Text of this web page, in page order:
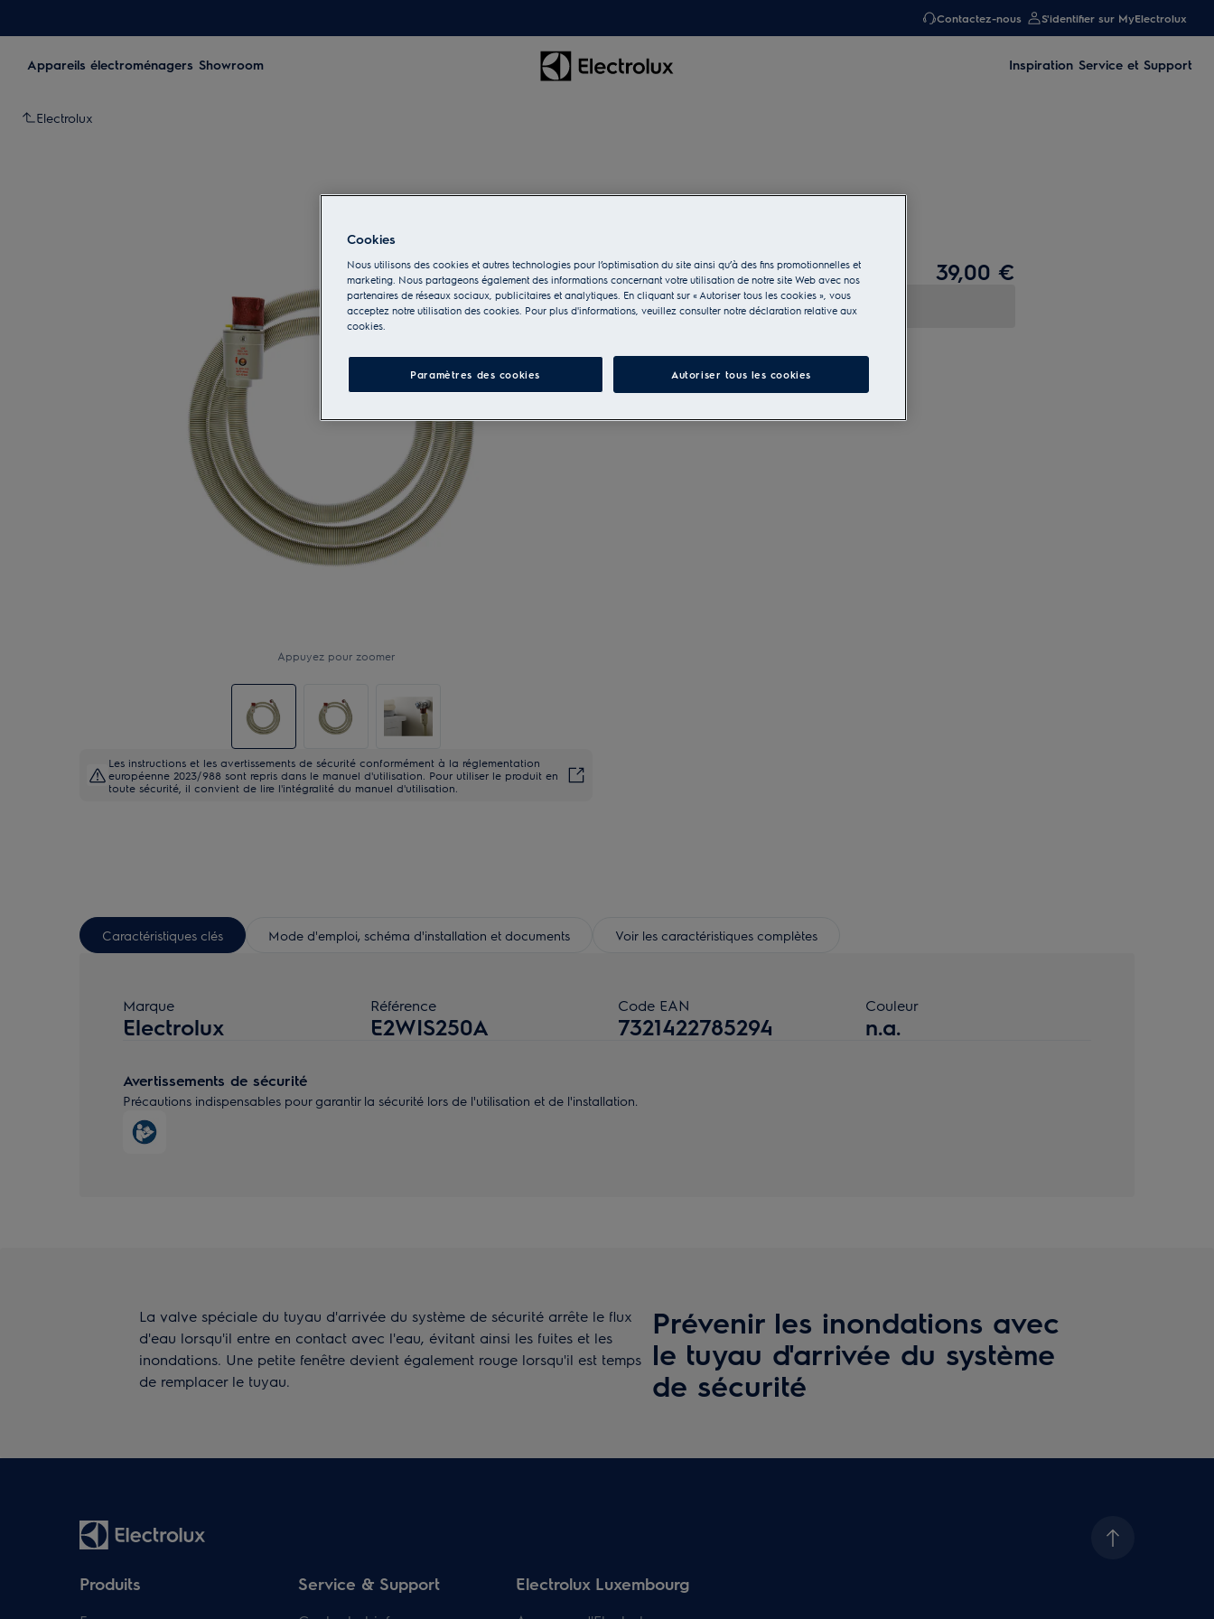
Contactez-nous S'identifier sur MyElectrolux
Appareils électroménagers Showroom Inspiration Service et Support
Electrolux
Appuyez pour zoomer
Les instructions et les avertissements de sécurité conformément à la réglementation
européenne 2023/988 sont repris dans le manuel d'utilisation. Pour utiliser le produit en
toute sécurité, il convient de lire l'intégralité du manuel d'utilisation.
E2WIS250A
39,00 €
Caractéristiques clés Mode d'emploi, schéma d'installation et documents Voir les caractéristiques complètes
Marque
Electrolux
Référence
E2WIS250A
Code EAN
7321422785294
Couleur
n.a.
Avertissements de sécurité
Précautions indispensables pour garantir la sécurité lors de l'utilisation et de l'installation.
Prévenir les inondations avec
le tuyau d'arrivée du système
de sécurité
La valve spéciale du tuyau d'arrivée du système de sécurité arrête le flux
d'eau lorsqu'il entre en contact avec l'eau, évitant ainsi les fuites et les
inondations. Une petite fenêtre devient également rouge lorsqu'il est temps
de remplacer le tuyau.
Produits Service & Support Electrolux Luxembourg
Cookies
Nous utilisons des cookies et autres technologies pour l’optimisation du site ainsi qu’à des fins promotionnelles et
marketing. Nous partageons également des informations concernant votre utilisation de notre site Web avec nos
partenaires de réseaux sociaux, publicitaires et analytiques. En cliquant sur « Autoriser tous les cookies », vous
acceptez notre utilisation des cookies. Pour plus d'informations, veuillez consulter notre déclaration relative aux
cookies.
Paramètres des cookies Autoriser tous les cookies